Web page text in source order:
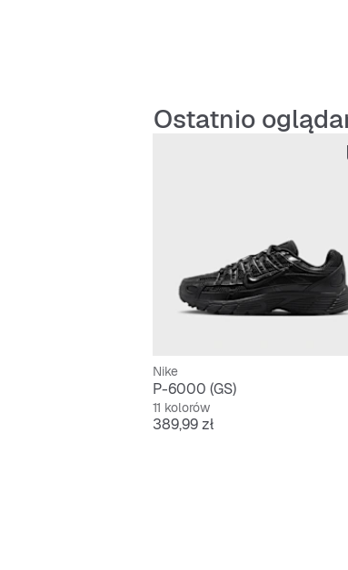
Ostatnio
Nike
P-6000 (GS)
11 kolorów
Cena
389,99 zł